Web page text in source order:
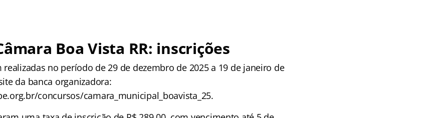
Boa Vista RR: inscrições
no período de 29 de dezembro de 2025 a 19 de janeiro de
da banca organizadora:
concursos/camara_municipal_boavista_25.